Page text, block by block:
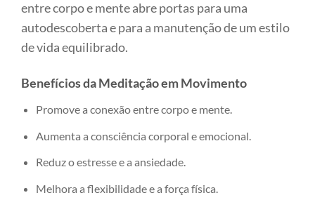
entre corpo e mente abre portas para uma
autodescoberta e para a manutenção de um estilo
de vida equilibrado.
Benefícios da Meditação em Movimento
Promove a conexão entre corpo e mente.
Aumenta a consciência corporal e emocional.
Reduz o estresse e a ansiedade.
Melhora a flexibilidade e a força física.